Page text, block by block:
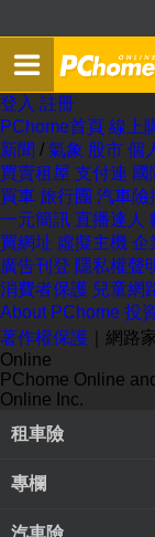
登入 註冊
PChome首頁 線上
新聞 / 氣象 股市 個
買賣租屋 支付連 國
買車 旅行團 汽車險
一元簡訊 直播達人
買網址 虛擬主機 企
廣告刊登 隱私權聲
消費者保護 兒童網
About PChome 投
著作權保護 ｜網路
Online
PChome Online
Online Inc.
租車險
專欄